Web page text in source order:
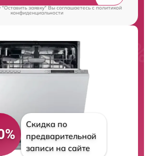
заявку" Вы соглашаетесь cполитикой
конфиденциальности
Скидка по
предварительной
записи на сайте